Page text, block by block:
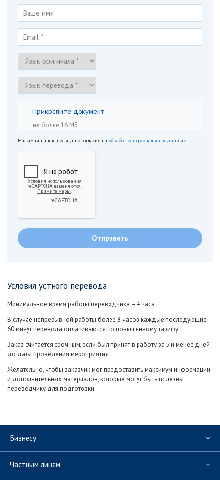
Прикрепите документ
не более 16 МБ
Нажимая на кнопку, я даю согласие на обработку персональных данных
Условия устного перевода
Минимальное время работы переводчика – 4 часа
В случае непрерывной работы более 8 часов каждые последующие
60 минут перевода оплачиваются по повышенному тарифу
Заказ считается срочным, если был принят в работу за 5 и менее дней
до даты проведения мероприятия
Желательно, чтобы заказчик мог предоставить максимум информации
и дополнительных материалов, которые могут быть полезны
переводчику для подготовки
Бизнесу
Частным лицам